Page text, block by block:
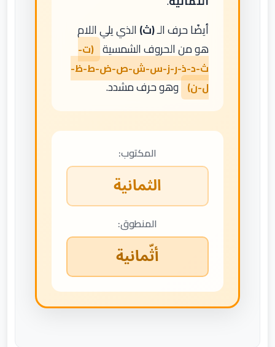
أيضًا حرف الـ(ث)الذي يلي اللام
هو من الحروف الشمسية (ت-
ث-د-ذ-ر-ز-س-ش-ص-ض-ط-ظ-
ل-ن) وهو حرف مشدد.
المكتوب:
الثمانية
المنطوق:
أثّمانية